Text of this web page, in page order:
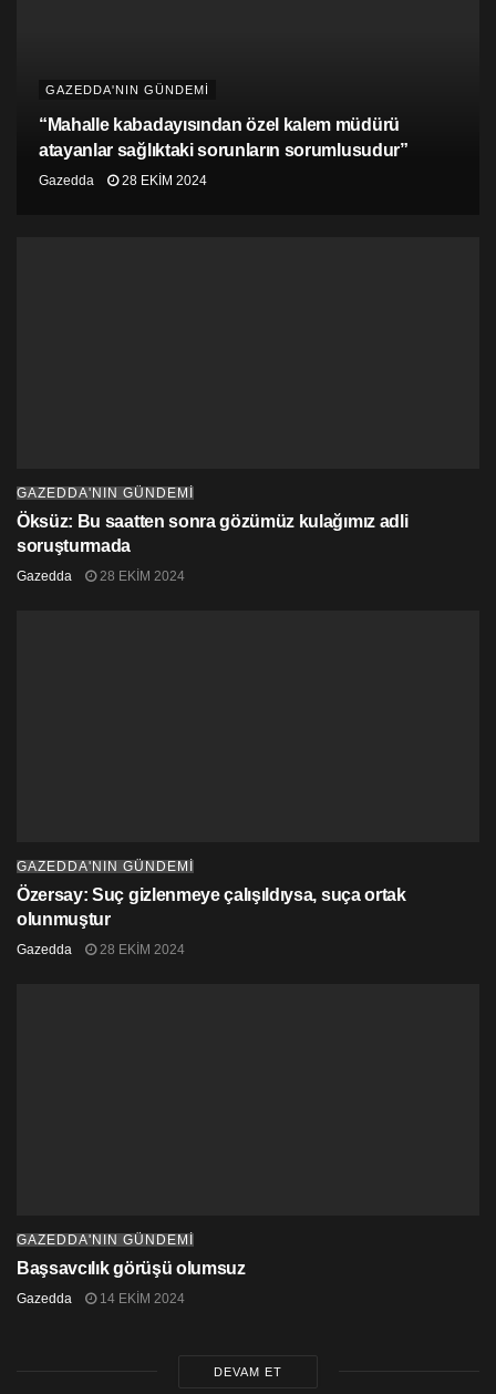
GAZEDDA'NIN GÜNDEMİ
“Mahalle kabadayısından özel kalem müdürü
atayanlar sağlıktaki sorunların sorumlusudur”
Gazedda 28 EKIM 2024
GAZEDDA'NIN GÜNDEMİ
Öksüz: Bu saatten sonra gözümüz kulağımız adli
soruşturmada
Gazedda 28 EKIM 2024
GAZEDDA'NIN GÜNDEMİ
Özersay: Suç gizlenmeye çalışıldıysa, suça ortak
olunmuştur
Gazedda 28 EKIM 2024
GAZEDDA'NIN GÜNDEMİ
Başsavcılık görüşü olumsuz
Gazedda 14 EKIM 2024
DEVAM ET